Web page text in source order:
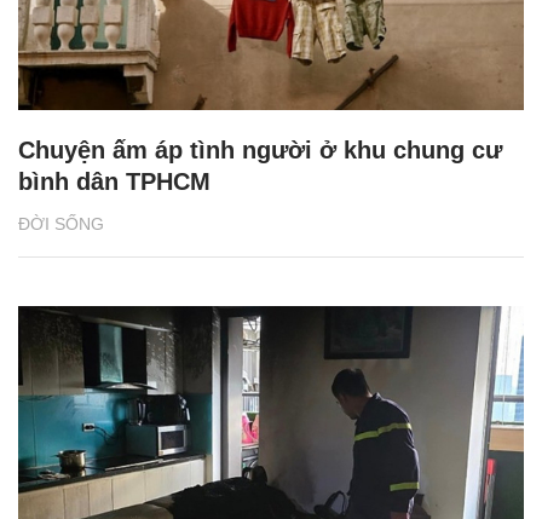
ĐỜI SỐNG
Chuyện ấm áp tình người ở khu chung cư
bình dân TPHCM